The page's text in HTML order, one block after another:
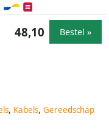
48,10 Bestel »
, Kabels, Gereedschap